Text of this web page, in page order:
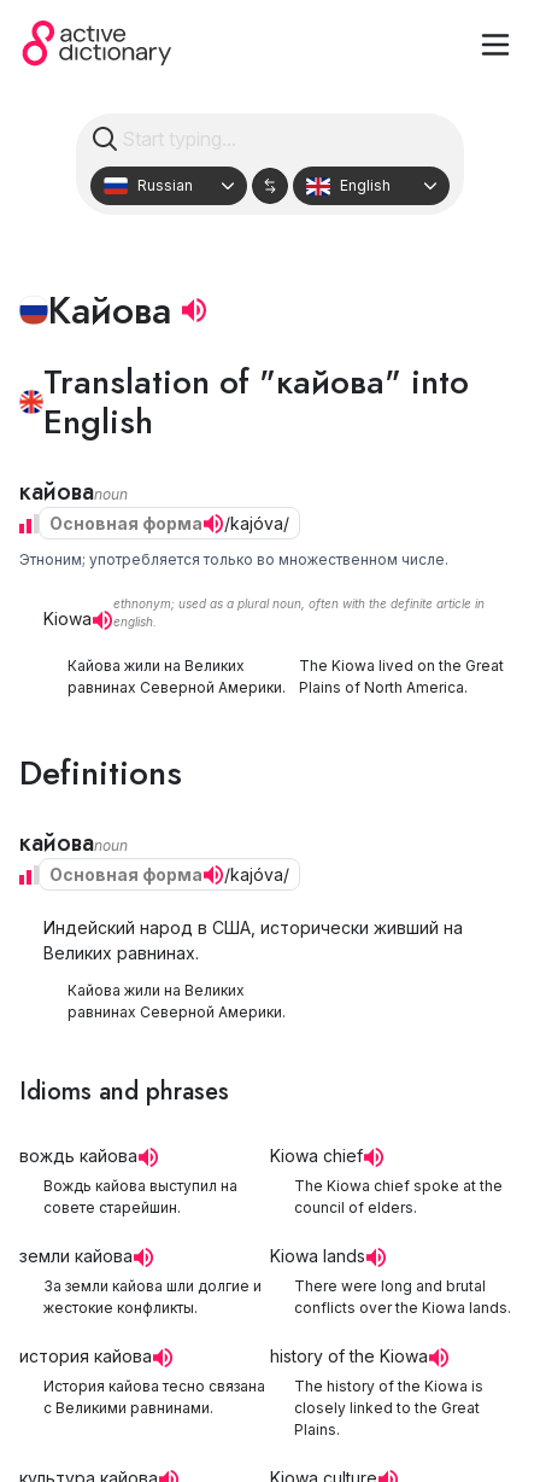
Russian English
Кайова
Translation of "кайова" into
English
кайоваnoun
Основная форма /kajóva/
Этноним; употребляется только во множественном числе.
Kiowa
ethnonym; used as a plural noun, often with the definite article in
english.
Кайова жили на Великих
равнинах Северной Америки.
The Kiowa lived on the Great
Plains of North America.
Definitions
кайоваnoun
Основная форма /kajóva/
Индейский народ в США, исторически живший на
Великих равнинах.
Кайова жили на Великих
равнинах Северной Америки.
Idioms and phrases
вождь кайова
Вождь кайова выступил на
совете старейшин.
Kiowa chief
The Kiowa chief spoke at the
council of elders.
земли кайова
За земли кайова шли долгие и
жестокие конфликты.
Kiowa lands
There were long and brutal
conflicts over the Kiowa lands.
история кайова
История кайова тесно связана
с Великими равнинами.
history of the Kiowa
The history of the Kiowa is
closely linked to the Great
Plains.
культура кайова Kiowa culture